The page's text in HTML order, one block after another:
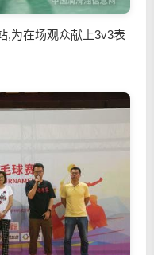
在场观众献上3v3表